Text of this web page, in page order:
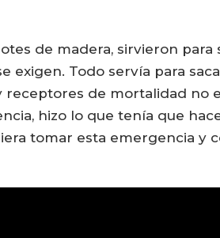
de madera, sirvieron para
exigen. Todo servía para
de mortalidad no
hizo lo que tenía que
tomar esta emergencia y